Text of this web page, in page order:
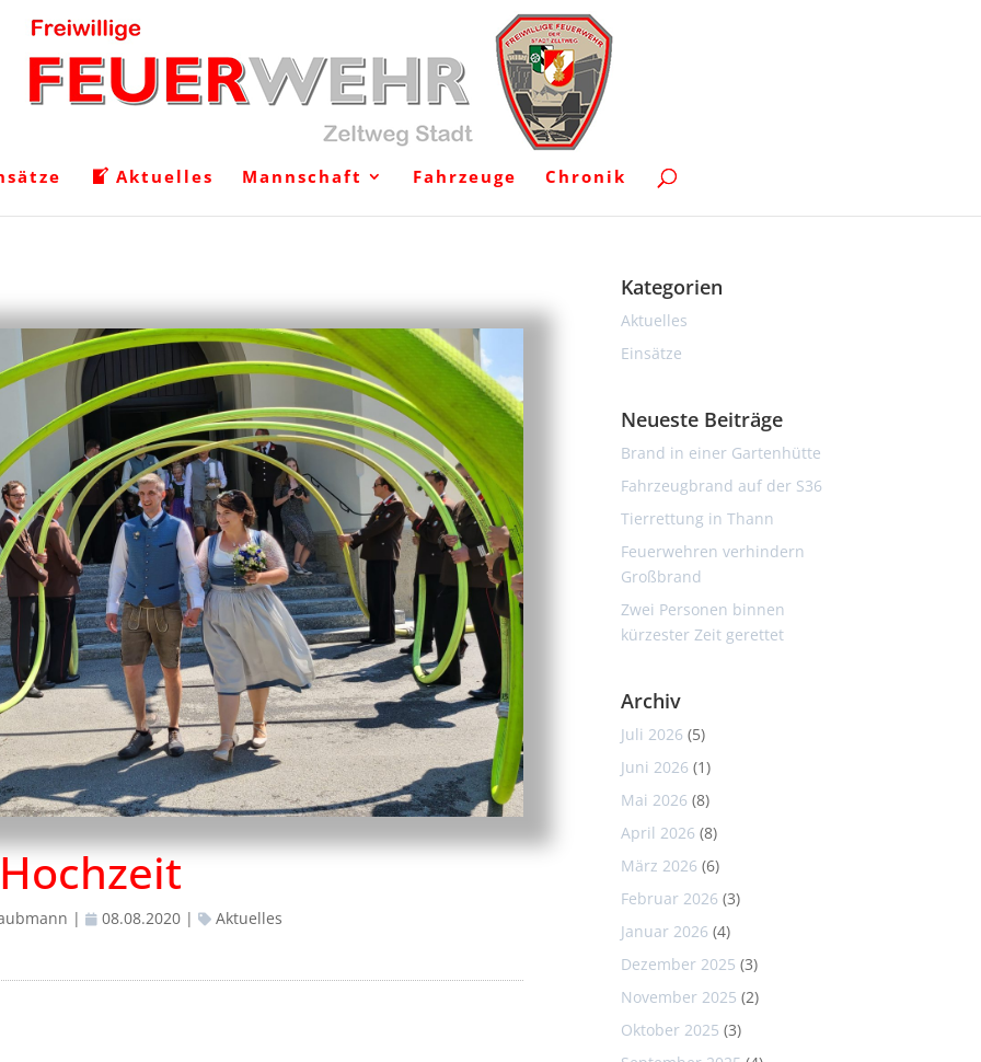
Aktuelles Mannschaft Fahrzeuge Chronik
Hochzeit
| 08.08.2020| Aktuelles
Kategorien
Aktuelles
Einsätze
Neueste Beiträge
Brand in einer Gartenhütte
Fahrzeugbrand auf der S36
Tierrettung in Thann
Feuerwehren verhindern
Großbrand
Zwei Personen binnen
kürzester Zeit gerettet
Archiv
Juli 2026 (5)
Juni 2026 (1)
Mai 2026 (8)
April 2026 (8)
März 2026 (6)
Februar 2026 (3)
Januar 2026 (4)
Dezember 2025 (3)
November 2025 (2)
Oktober 2025 (3)